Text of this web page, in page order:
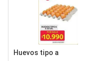
Huevos tipo a